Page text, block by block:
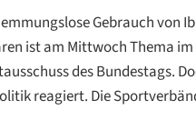
Gebrauch von
ist am Mittwoch Thema im
des Bundestags.
reagiert. Die